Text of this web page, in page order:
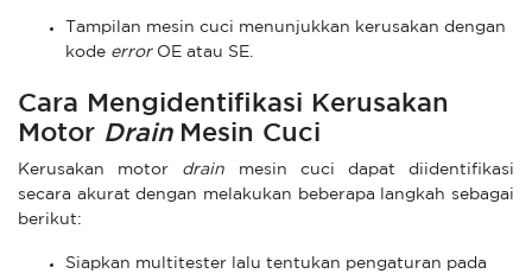
Tampilan mesin cuci menunjukkan kerusakan dengan
kode error OE atau SE.
Cara Mengidentifikasi Kerusakan
Motor Drain Mesin Cuci
Kerusakan motor drain
mesin cuci dapat diidentifikasi
secara akurat dengan melakukan beberapa langkah sebagai
berikut:
Siapkan multitester lalu tentukan pengaturan pada